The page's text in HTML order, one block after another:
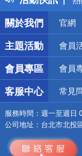
關於我們
官網
主題活動 會員
會員專區 會員
客服中心 常見
服務時間： 週一至週日
公司地址： 台北市北投